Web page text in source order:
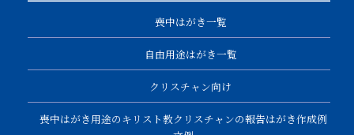
喪中はがき一覧
自由用途はがき一覧
クリスチャン向け
喪中はがき用途のキリスト教クリスチャンの報告はがき作成例